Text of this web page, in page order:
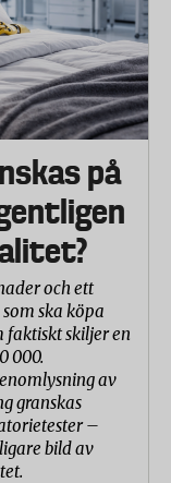
på
och ett
ska köpa
faktiskt skiljer en
000.
av
granskas
–
bild av